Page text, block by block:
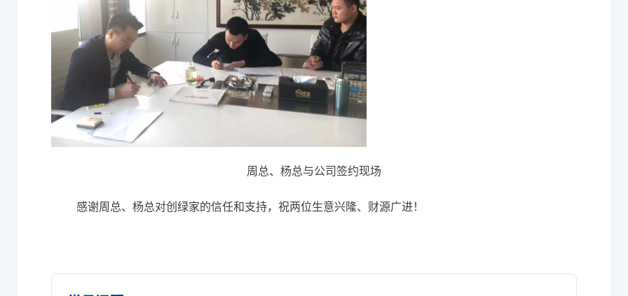
周总、杨总与公司签约现场
感谢周总、杨总对创绿家的信任和支持，祝两位生意兴隆、财源广进！